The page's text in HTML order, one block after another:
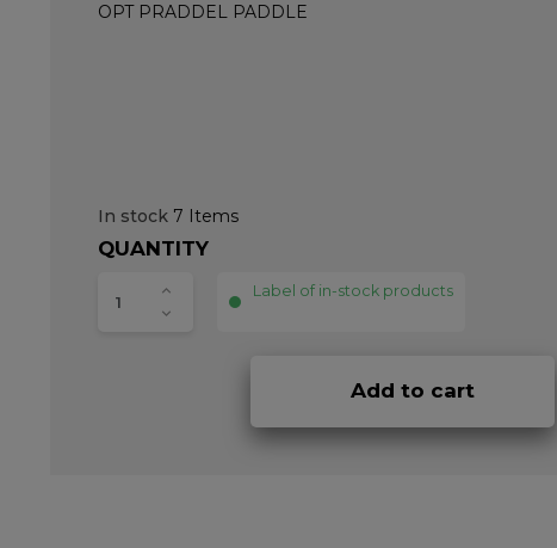
OPT PRADDEL PADDLE
In stock 7 Items
QUANTITY
Label of in-stock products
Add to cart